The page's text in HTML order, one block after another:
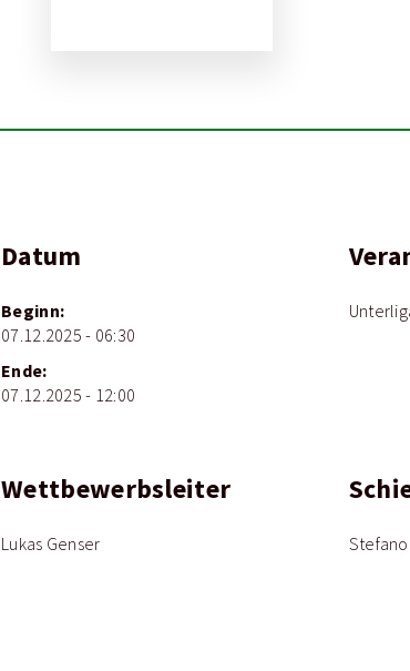
Datum
Beginn:
07.12.2025 - 06:30
Ende:
07.12.2025 - 12:00
Wettbewerbsleiter
Lukas Genser